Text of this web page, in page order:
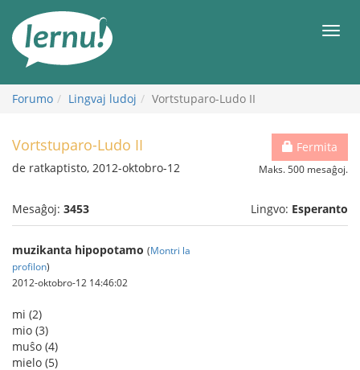
enhavo
Forumo Lingvaj ludoj Vortstuparo-Ludo II
Fermita
Maks. 500 mesaĝoj.
Vortstuparo-Ludo II
de ratkaptisto, 2012-oktobro-12
Mesaĝoj: 3453 Lingvo: Esperanto
muzikanta hipopotamo (Montri la
profilon)
2012-oktobro-12 14:46:02
mi (2)
mio (3)
muŝo (4)
mielo (5)